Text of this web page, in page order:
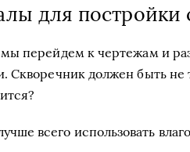
для постройки
перейдем к чертежам и
Скворечник должен быть
всего использовать